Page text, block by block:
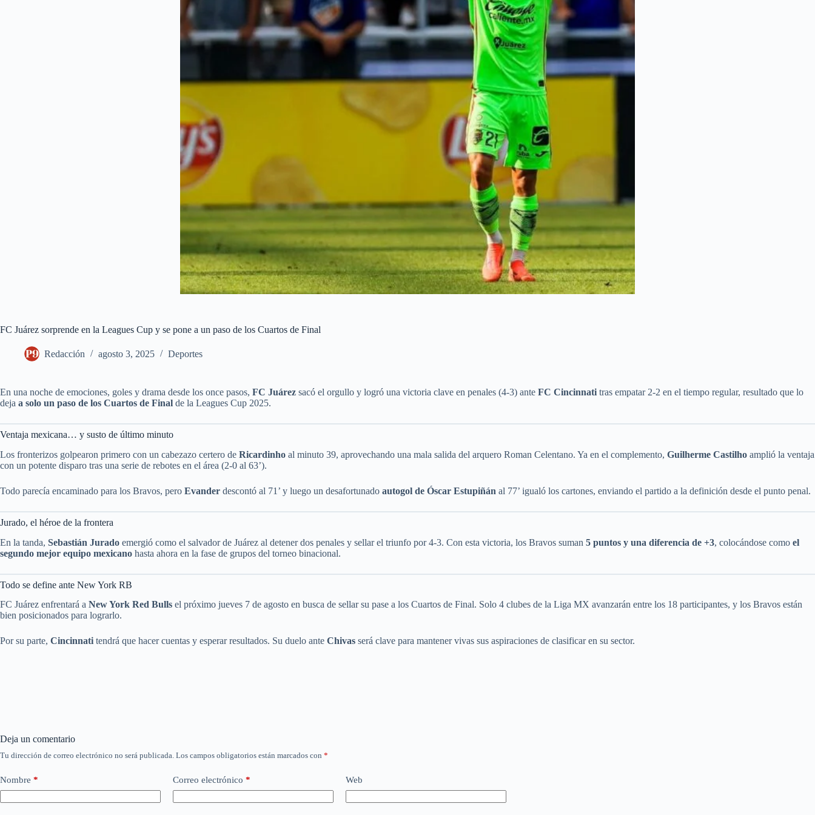
FC Juárez sorprende en la Leagues Cup y se pone a un paso de los Cuartos de Final
Redacción agosto 3, 2025 Deportes
En una noche de emociones, goles y drama desde los once pasos, FC Juárez sacó el orgullo y logró una victoria clave en penales (4-3) ante FC Cincinnati tras empatar 2-2 en el tiempo regular, resultado que lo
deja a solo un paso de los Cuartos de Final de la Leagues Cup 2025.
Ventaja mexicana… y susto de último minuto
Los fronterizos golpearon primero con un cabezazo certero de Ricardinho al minuto 39, aprovechando una mala salida del arquero Roman Celentano. Ya en el complemento, Guilherme Castilho amplió la ventaja
con un potente disparo tras una serie de rebotes en el área (2-0 al 63’).
Todo parecía encaminado para los Bravos, pero Evander descontó al 71’ y luego un desafortunado autogol de Óscar Estupiñán al 77’ igualó los cartones, enviando el partido a la definición desde el punto penal.
Jurado, el héroe de la frontera
En la tanda, Sebastián Jurado emergió como el salvador de Juárez al detener dos penales y sellar el triunfo por 4-3. Con esta victoria, los Bravos suman 5 puntos y una diferencia de +3, colocándose como el
segundo mejor equipo mexicano hasta ahora en la fase de grupos del torneo binacional.
Todo se define ante New York RB
FC Juárez enfrentará a New York Red Bulls el próximo jueves 7 de agosto en busca de sellar su pase a los Cuartos de Final. Solo 4 clubes de la Liga MX avanzarán entre los 18 participantes, y los Bravos están
bien posicionados para lograrlo.
Por su parte, Cincinnati tendrá que hacer cuentas y esperar resultados. Su duelo ante Chivas será clave para mantener vivas sus aspiraciones de clasificar en su sector.
Deja un comentario
Tu dirección de correo electrónico no será publicada. Los campos obligatorios están marcados con *
Nombre * Correo electrónico * Web